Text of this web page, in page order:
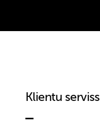
Klientu serviss